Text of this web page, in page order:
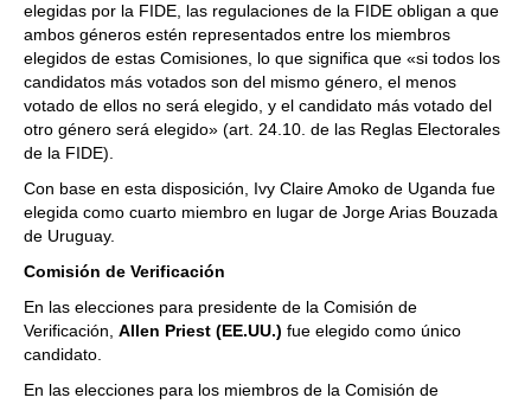
elegidas por la FIDE, las regulaciones de la FIDE obligan a que
ambos géneros estén representados entre los miembros
elegidos de estas Comisiones, lo que significa que «si todos los
candidatos más votados son del mismo género, el menos
votado de ellos no será elegido, y el candidato más votado del
otro género será elegido» (art. 24.10. de las Reglas Electorales
de la FIDE).
Con base en esta disposición, Ivy Claire Amoko de Uganda fue
elegida como cuarto miembro en lugar de Jorge Arias Bouzada
de Uruguay.
Comisión de Verificación
En las elecciones para presidente de la Comisión de
Verificación, Allen Priest (EE.UU.) fue elegido como único
candidato.
En las elecciones para los miembros de la Comisión de